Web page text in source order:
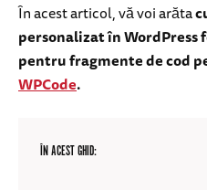
În acest articol, vă voi arăta
personalizat în WordPress
pentru fragmente de cod
WPCode.
ÎN ACEST GHID: